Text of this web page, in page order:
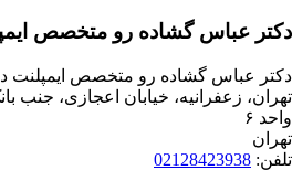
گشاده رو متخصص ایمپلنت
گشاده رو متخصص ایمپلنت در تهران